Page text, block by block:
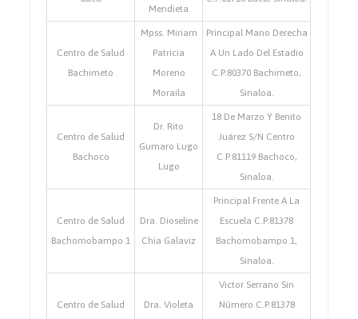
Mendieta
Centro de Salud
Bachimeto
Mpss. Miriam
Patricia
Moreno
Moraila
Principal Mano Derecha
A Un Lado Del Estadio
C.P.80370 Bachimeto,
Sinaloa.
Centro de Salud
Bachoco
Dr. Rito
Gumaro Lugo
Lugo
18 De Marzo Y Benito
Juárez S/N Centro
C.P.81119 Bachoco,
Sinaloa.
Centro de Salud
Bachomobampo 1
Dra. Dioseline
Chia Galaviz
Principal Frente A La
Escuela C.P.81378
Bachomobampo 1,
Sinaloa.
Centro de Salud
Dra. Violeta
Victor Serrano Sin
Número C.P.81378